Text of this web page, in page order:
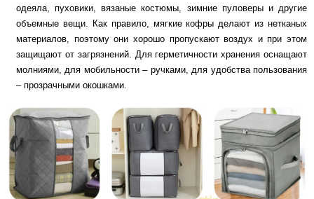
одеяла, пуховики, вязаные костюмы, зимние пуловеры и другие
объемные вещи. Как правило, мягкие кофры делают из нетканых
материалов, поэтому они хорошо пропускают воздух и при этом
защищают от загрязнений. Для герметичности хранения оснащают
молниями, для мобильности – ручками, для удобства пользования
– прозрачными окошками.